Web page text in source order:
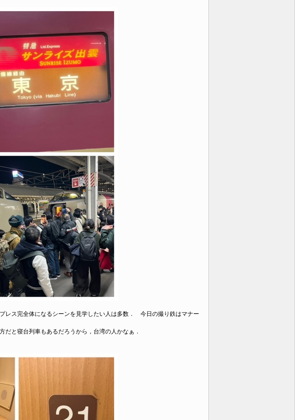
レス完全体になるシーンを見学したい人は多数． 今日の撮り鉄はマナー
と寝台列車もあるだろうから，台湾の人かなぁ．